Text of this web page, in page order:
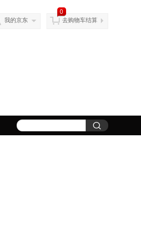
我的京东
0
去购物车结算